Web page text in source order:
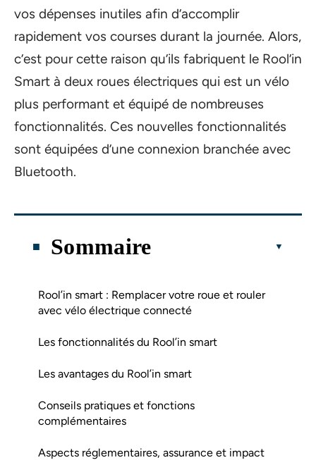
vos dépenses inutiles afin d’accomplir
rapidement vos courses durant la journée. Alors,
c’est pour cette raison qu’ils fabriquent le Rool’in
Smart à deux roues électriques qui est un vélo
plus performant et équipé de nombreuses
fonctionnalités. Ces nouvelles fonctionnalités
sont équipées d’une connexion branchée avec
Bluetooth.
Sommaire
Rool’in smart : Remplacer votre roue et rouler
avec vélo électrique connecté
Les fonctionnalités du Rool’in smart
Les avantages du Rool’in smart
Conseils pratiques et fonctions
complémentaires
Aspects réglementaires, assurance et impact